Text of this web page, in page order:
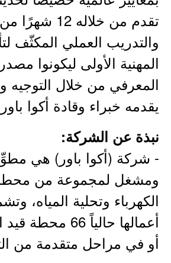
تقدم من
والتدريب العملي المكثّف
المهنية الأولى ليكونوا
المعرفي من خلال التوجيه
يقدمه خبراء وقادة أكوا
نبذة عن الشركة:
- شركة (أكوا باور) هي
ومشغل لمجموعة من
الكهرباء وتحلية المياه،
أعمالها حالياً 66
أو في مراحل متقدمة من